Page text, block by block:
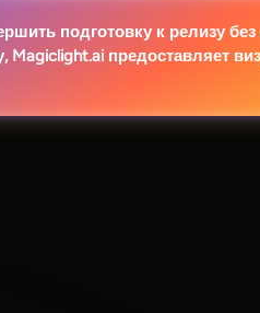
подготовку к релизу
предоставляет